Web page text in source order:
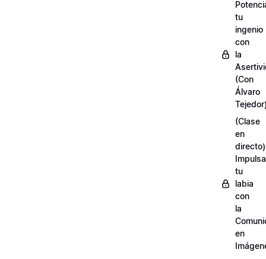
tu
ingenio
con
la
(Con
Álvaro
(Clase
en
directo)
Impulsa
tu
labia
con
la
en